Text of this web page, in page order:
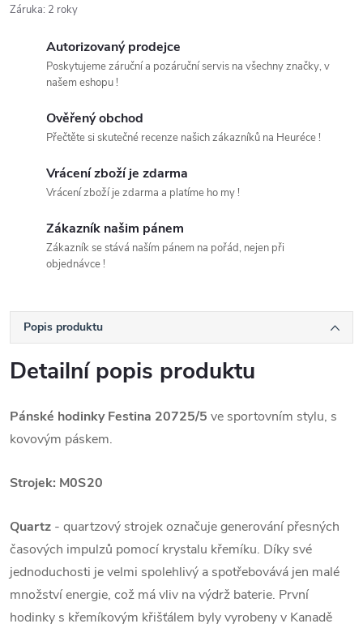
Záruka: 2 roky
Autorizovaný prodejce
Poskytujeme záruční a pozáruční servis na všechny značky, v
našem eshopu !
Ověřený obchod
Přečtěte si skutečné recenze našich zákazníků na Heuréce !
Vrácení zboží je zdarma
Vrácení zboží je zdarma a platíme ho my !
Zákazník našim pánem
Zákazník se stává naším pánem na pořád, nejen při
objednávce !
Popis produktu
Detailní popis produktu
Pánské hodinky Festina 20725/5 ve sportovním stylu, s
kovovým páskem.
Strojek: M0S20
Quartz - quartzový strojek označuje generování přesných
časových impulzů pomocí krystalu křemíku. Díky své
jednoduchosti je velmi spolehlivý a spotřebovává jen malé
množství energie, což má vliv na výdrž baterie. První
hodinky s křemíkovým křišťálem byly vyrobeny v Kanadě